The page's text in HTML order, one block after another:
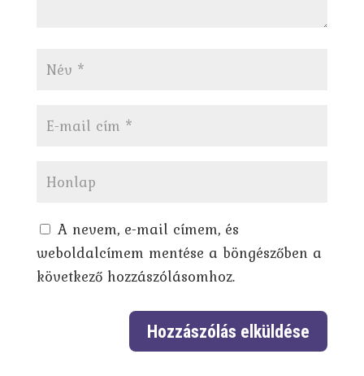
A nevem, e-mail címem, és
weboldalcímem mentése a böngészőben a
következő hozzászólásomhoz.